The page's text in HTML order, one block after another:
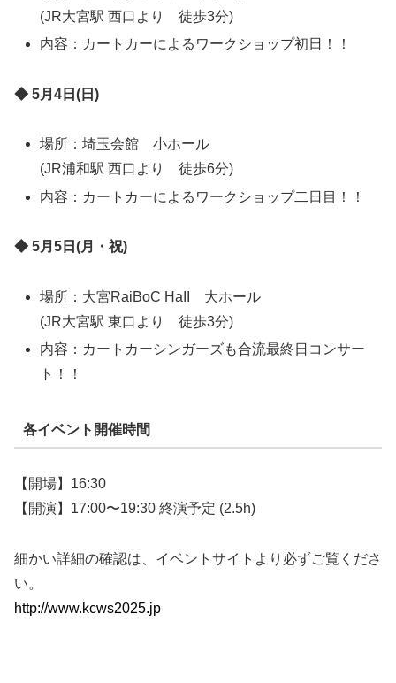
(JR大宮駅 西口より 徒歩3分)
内容：カートカーによるワークショップ初日！！
◆ 5月4日(日)
場所：埼玉会館 小ホール
(JR浦和駅 西口より 徒歩6分)
内容：カートカーによるワークショップ二日目！！
◆ 5月5日(月・祝)
場所：大宮RaiBoC HaII 大ホール
(JR大宮駅 東口より 徒歩3分)
内容：カートカーシンガーズも合流最終日コンサー
ト！！
各イベント開催時間
【開場】16:30
【開演】17:00〜19:30 終演予定 (2.5h)
細かい詳細の確認は、イベントサイトより必ずご覧くださ
い。
http://www.kcws2025.jp